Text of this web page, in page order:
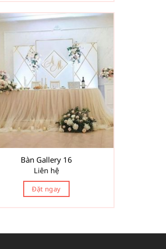
Bàn Gallery 16
Liên hệ
Đặt ngay